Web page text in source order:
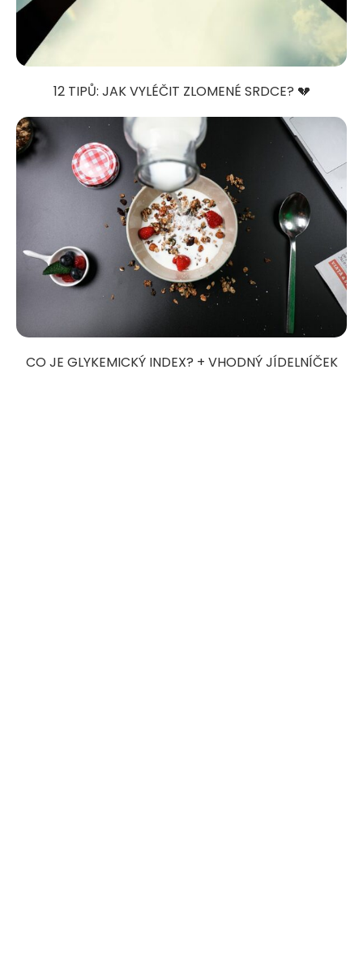
12 TIPŮ: JAK VYLÉČIT ZLOMENÉ SRDCE? 💔
CO JE GLYKEMICKÝ INDEX? + VHODNÝ JÍDELNÍČEK